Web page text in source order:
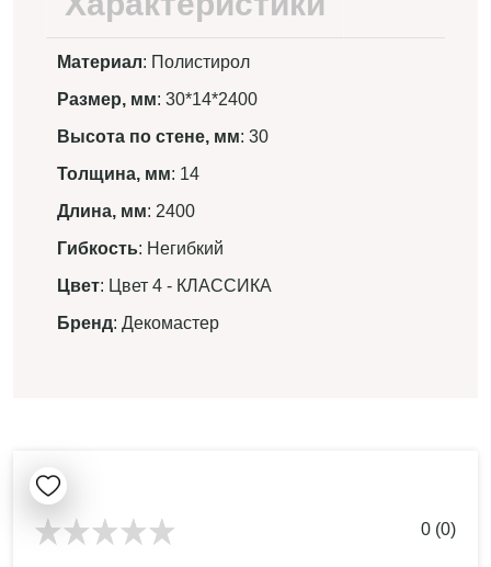
Материал: Полистирол
Размер, мм: 30*14*2400
Высота по стене, мм: 30
Толщина, мм: 14
Длина, мм: 2400
Гибкость: Негибкий
Цвет: Цвет 4 - КЛАССИКА
Бренд: Декомастер
0 (0)